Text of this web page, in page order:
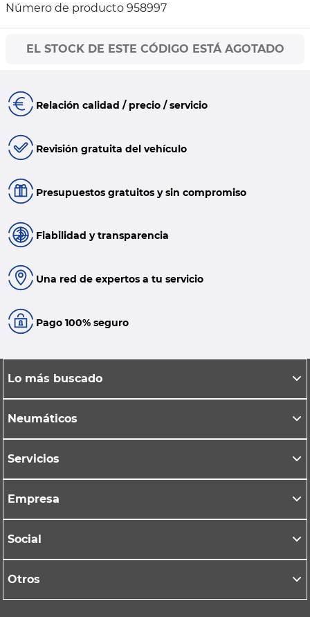
Número de producto 958997
EL STOCK DE ESTE CÓDIGO ESTÁ AGOTADO
Relación calidad / precio / servicio
Revisión gratuita del vehículo
Presupuestos gratuitos y sin compromiso
Fiabilidad y transparencia
Una red de expertos a tu servicio
Pago 100% seguro
Lo más buscado
Neumáticos
Servicios
Empresa
Social
Otros